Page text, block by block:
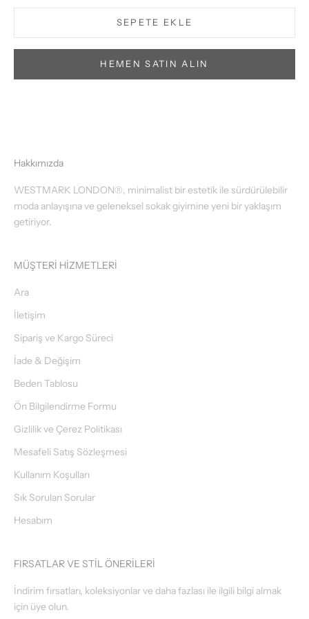
SEPETE EKLE
HEMEN SATIN ALIN
Hakkımızda
WESTMARK LONDON®, minimalist bir estetik ile sürdürülebilir
moda anlayışına ve geleneksel sokak giyimine yeni bir yaklaşım
getiriyor.
MÜŞTERİ HİZMETLERİ
Ara
İletişim
Sipariş ve Kargo Süreci
İade & Değişim
Beden Tablosu
Ön Bilgilendirme Formu
Gizlilik ve Çerez Politikası
Mesafeli Satış Sözleşmesi
Kullanım Koşulları
Sık Sorulan Sorular
Hesabım
FIRSATLAR VE STİL ÖNERİLERİ
İndirim fırsatları, koleksiyonlar ve daha fazlası ile ilgili bilgi almak
için üye olun.